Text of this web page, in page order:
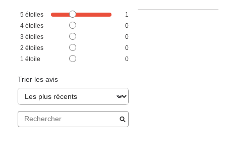
5 étoiles
1
4 étoiles
0
3 étoiles
0
2 étoiles
0
1 étoile 0
Trier les avis